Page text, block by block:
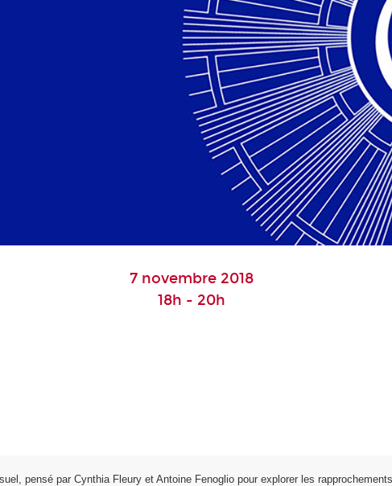
7 novembre 2018
18h - 20h
pensé par Cynthia Fleury et Antoine Fenoglio pour explorer les